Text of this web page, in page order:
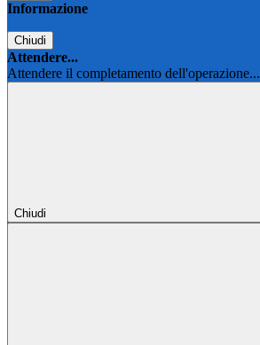
Informazione
Chiudi
Attendere...
Attendere il completamento dell'operazione...
Chiudi